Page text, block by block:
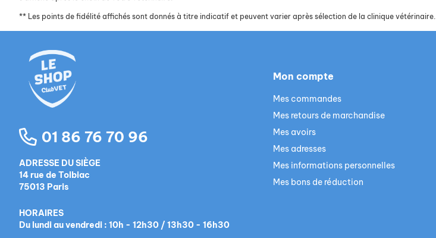
** Les points de fidélité affichés sont donnés à titre indicatif et peuvent varier après sélection de la clinique vétérinaire.
01 86 76 70 96
ADRESSE DU SIÈGE
14 rue de Tolbiac
75013 Paris
HORAIRES
Du lundi au vendredi : 10h - 12h30 / 13h30 - 16h30
Mon compte
Mes commandes
Mes retours de marchandise
Mes avoirs
Mes adresses
Mes informations personnelles
Mes bons de réduction